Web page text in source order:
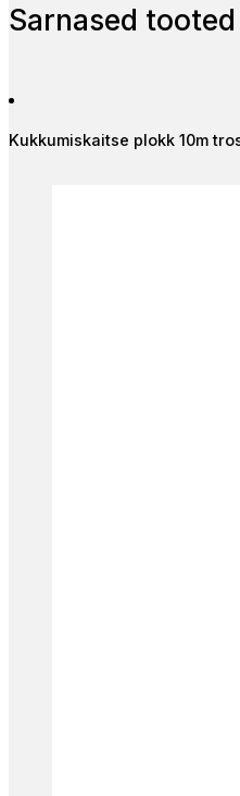
Sarnased tooted
Kukkumiskaitse plokk 10m